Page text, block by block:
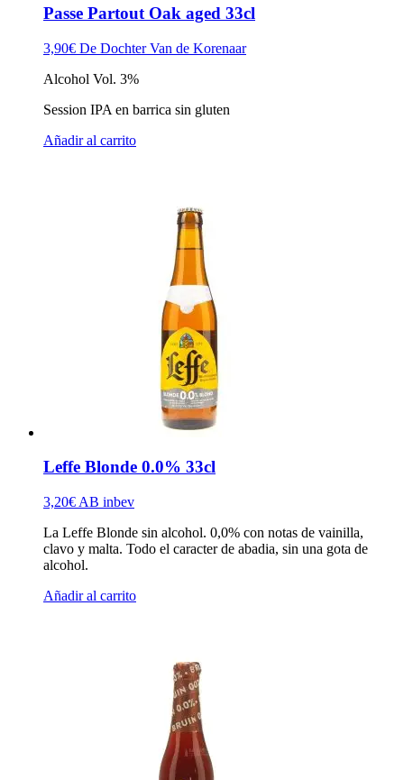
Passe Partout Oak aged 33cl
3,90€ De Dochter Van de Korenaar
Alcohol Vol. 3%
Session IPA en barrica sin gluten
Añadir al carrito
Leffe Blonde 0.0% 33cl
3,20€ AB inbev
La Leffe Blonde sin alcohol. 0,0% con notas de vainilla,
clavo y malta. Todo el caracter de abadia, sin una gota de
alcohol.
Añadir al carrito